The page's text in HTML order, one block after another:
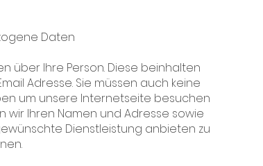
Daten
über Ihre Person. Diese beinhalten
Adresse. Sie müssen auch keine
um unsere Internetseite besuchen
wir Ihren Namen und Adresse sowie
Dienstleistung anbieten zu